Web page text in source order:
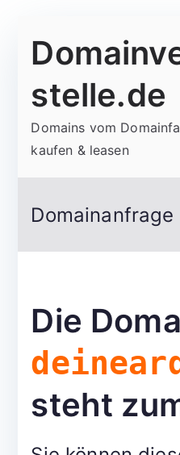
Inhalt
stelle.de
Domains vom
kaufen & leasen
Domainanfrage
Die
steht